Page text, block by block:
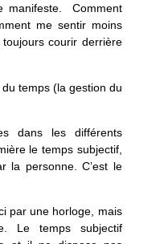
manifeste. Comment
me sentir moins
courir derrière
temps (la gestion du
dans les différents
le temps subjectif,
la personne.C’est le
par une horloge, mais
Le temps subjectif